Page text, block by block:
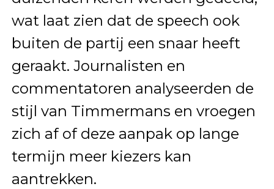
wat laat zien dat de speech ook
buiten de partij een snaar heeft
geraakt. Journalisten en
commentatoren analyseerden de
stijl van Timmermans en vroegen
zich af of deze aanpak op lange
termijn meer kiezers kan
aantrekken.